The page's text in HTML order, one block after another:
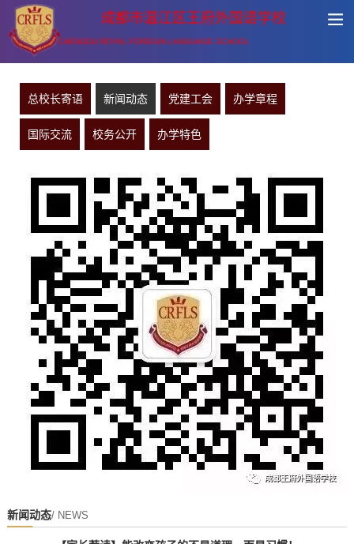
成都市温江区王府外国语学校
CHENGDU ROYAL FOREIGN LANGUAGE SCHOOL
总校长寄语 新闻动态 党建工会 办学章程
国际交流 校务公开 办学特色
新闻动态/ NEWS